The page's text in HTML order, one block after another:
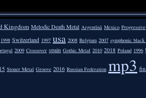
Kingdom Melodic Death Metal Argentīnā Mexico Progressive
1998 Switzerland 1997 usa 2008 Belgium 2007 symphonic
2009 Crossover spain Gothic Metal 2010 2018 Poland 1996
Stoner Metal Groove 2016 Russian Federation mp3